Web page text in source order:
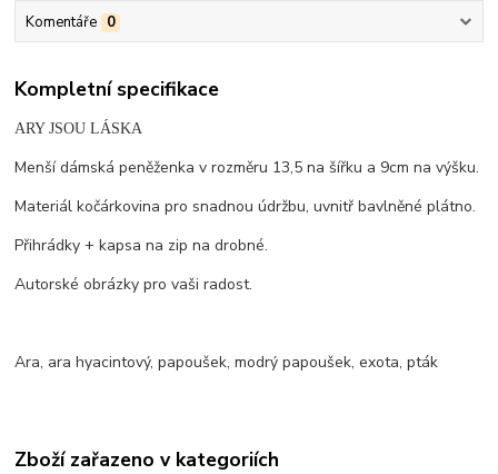
Komentáře 0
Kompletní specifikace
ARY JSOU LÁSKA
Menší dámská peněženka v rozměru 13,5 na šířku a 9cm na výšku.
Materiál kočárkovina pro snadnou údržbu, uvnitř bavlněné plátno.
Přihrádky + kapsa na zip na drobné.
Autorské obrázky pro vaši radost.
Ara, ara hyacintový, papoušek, modrý papoušek, exota, pták
Zboží zařazeno v kategoriích